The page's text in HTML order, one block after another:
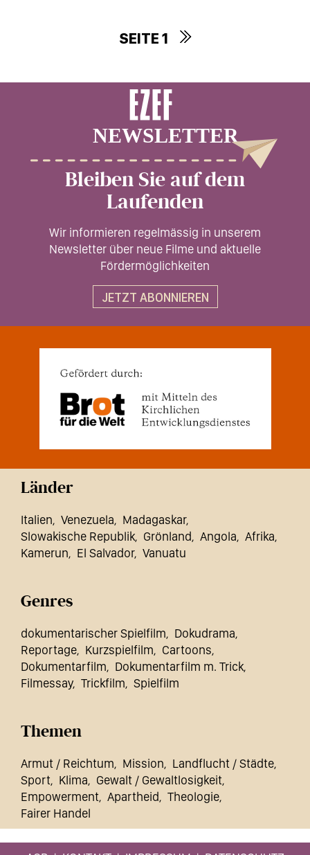
SEITE 1
Bleiben Sie auf dem
Laufenden
Wir informieren regelmässig in unserem
Newsletter über neue Filme und aktuelle
Fördermöglichkeiten
JETZT ABONNIEREN
Länder
Italien Venezuela
Madagaskar
Slowakische Republik
Grönland Angola
Afrika
Kamerun
El Salvador Vanuatu
Genres
dokumentarischer Spielfilm
Dokudrama
Reportage
Kurzspielfilm
Cartoons
Dokumentarfilm
Dokumentarfilm m. Trick
Filmessay Trickfilm Spielfilm
Themen
Armut / Reichtum Mission
Landflucht / Städte
Sport
Klima
Gewalt / Gewaltlosigkeit
Empowerment Apartheid
Theologie
Fairer Handel